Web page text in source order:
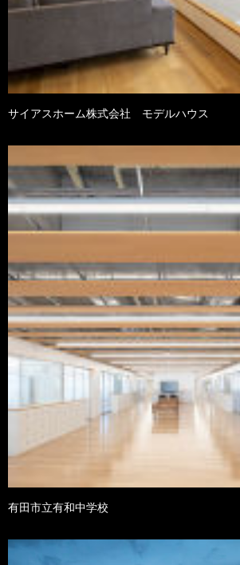
サイアスホーム株式会社 モデルハウス
有田市立有和中学校